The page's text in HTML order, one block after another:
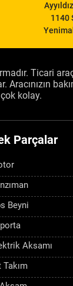
1140
Ticari
kolay.
Parçalar
Beyni
Aksamı
Takım